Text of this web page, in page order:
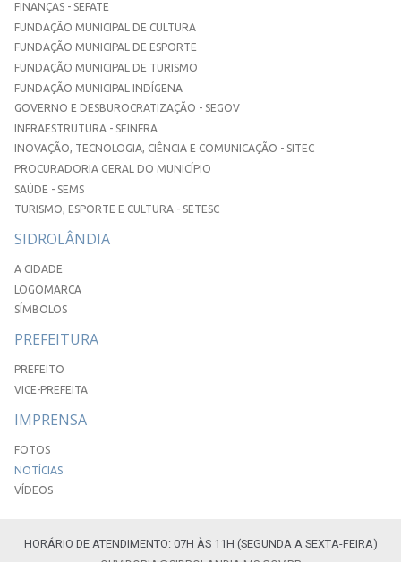
FINANÇAS - SEFATE
FUNDAÇÃO MUNICIPAL DE CULTURA
FUNDAÇÃO MUNICIPAL DE ESPORTE
FUNDAÇÃO MUNICIPAL DE TURISMO
FUNDAÇÃO MUNICIPAL INDÍGENA
GOVERNO E DESBUROCRATIZAÇÃO - SEGOV
INFRAESTRUTURA - SEINFRA
INOVAÇÃO, TECNOLOGIA, CIÊNCIA E COMUNICAÇÃO - SITEC
PROCURADORIA GERAL DO MUNICÍPIO
SAÚDE - SEMS
TURISMO, ESPORTE E CULTURA - SETESC
SIDROLÂNDIA
A CIDADE
LOGOMARCA
SÍMBOLOS
PREFEITURA
PREFEITO
VICE-PREFEITA
IMPRENSA
FOTOS
NOTÍCIAS
VÍDEOS
HORÁRIO DE ATENDIMENTO: 07H ÀS 11H (SEGUNDA A SEXTA-FEIRA)